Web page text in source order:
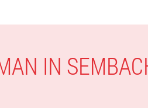
IN